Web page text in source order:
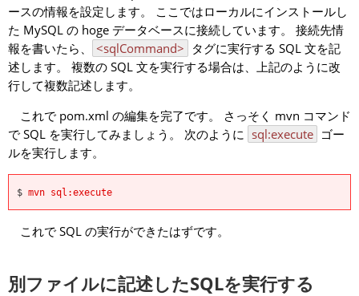
ースの情報を設定します。 ここではローカルにインストールし
た MySQL の hoge データベースに接続しています。 接続先情
報を書いたら、
<sqlCommand> タグに実行する SQL 文を記
述します。 複数の SQL 文を実行する場合は、上記のように改
行して複数記述します。
これで pom.xml の編集を完了です。 さっそく mvn コマンド
で SQL を実行してみましょう。 次のように sql:execute ゴー
ルを実行します。
$ mvn sql:execute
これで SQL の実行ができたはずです。
別ファイルに記述したSQLを実行する